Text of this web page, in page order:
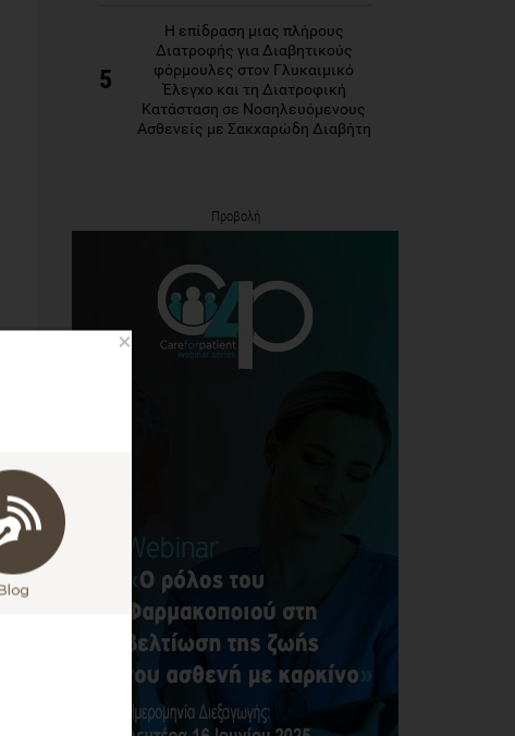
5
Η επίδραση μιας πλήρους
Διατροφής για Διαβητικούς
φόρμουλες στον Γλυκαιμικό
Έλεγχο και τη Διατροφική
Κατάσταση σε Νοσηλευόμενους
Ασθενείς με Σακχαρώδη Διαβήτη
Προβολή
×